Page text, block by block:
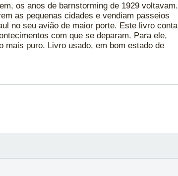
os anos de barnstorming de 1929 voltavam.
as pequenas cidades e vendiam passeios
no seu avião de maior porte. Este livro conta
com que se deparam. Para ele,
mais puro. Livro usado, em bom estado de